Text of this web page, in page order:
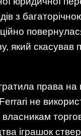
з
який скасував
права на
не
іграшок